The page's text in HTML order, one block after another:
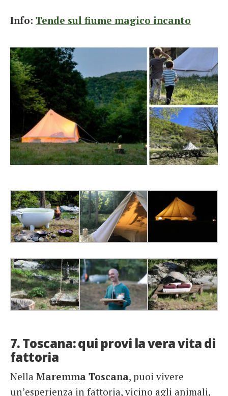
Info: Tende sul fiume magico incanto
7. Toscana: qui provi la vera vita di
fattoria
Nella Maremma Toscana, puoi vivere
un’esperienza in fattoria, vicino agli animali,